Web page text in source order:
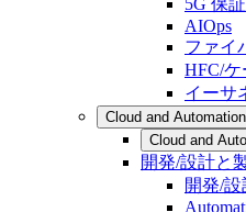
5G 保証
AIOps
ファイ
HFC/
イーサ
Cloud and Automation
Cloud and
開発/設計と
開発/